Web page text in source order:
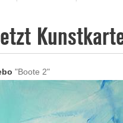
letzte Monat im Fokus
Fokus-Werke
Werke
neuen Werke
"Boote 2"